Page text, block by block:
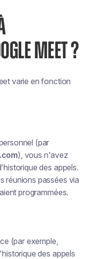
MEET ?
varie en fonction
(par
), vous n'avez
des appels.
réunions passées via
programmées.
(par exemple,
des appels